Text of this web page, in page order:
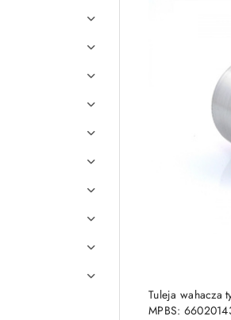
Tuleja wahacza
MPBS: